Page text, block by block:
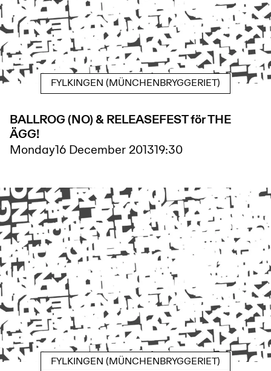
FYLKINGEN (MÜNCHENBRYGGERIET)
BALLROG (NO) & RELEASEFEST för THE
ÄGG!
Monday16 December 201319:30
FYLKINGEN (MÜNCHENBRYGGERIET)